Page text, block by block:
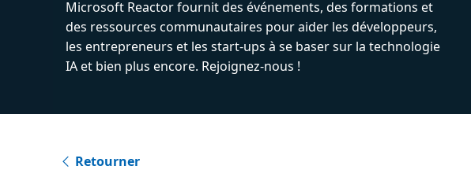
Microsoft Reactor fournit des événements, des formations et
des ressources communautaires pour aider les développeurs,
les entrepreneurs et les start-ups à se baser sur la technologie
IA et bien plus encore. Rejoignez-nous !
Retourner